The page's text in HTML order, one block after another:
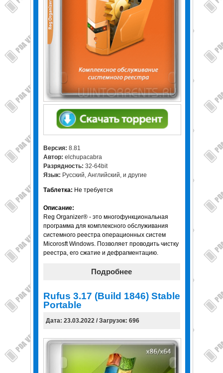
Версия: 8.81
Автор: elchupacabra
Разрядность: 32-64bit
Язык: Русский, Английский, и другие
Таблетка: Не требуется
Описание:
Reg Organizer® - это многофункциональная
программа для комплексного обслуживания
системного реестра операционных систем
Micorosft Windows. Позволяет проводить чистку
реестра, его сжатие и дефрагментацию.
Подробнее
Rufus 3.17 (Build 1846) Stable
Portable
Дата: 23.03.2022 / Загрузок: 696